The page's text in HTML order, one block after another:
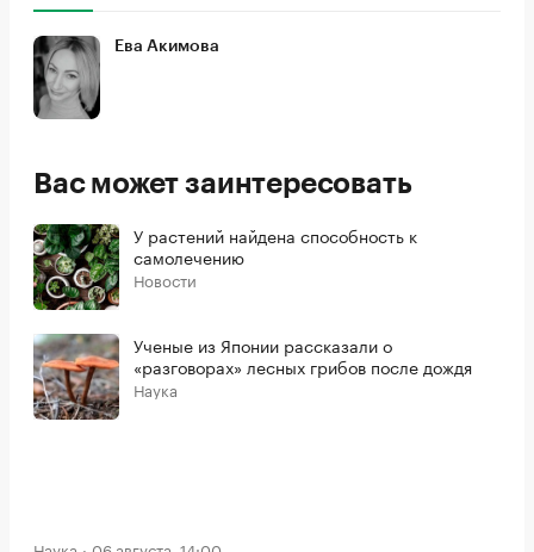
Ева Акимова
Вас может заинтересовать
У растений найдена способность к
самолечению
Новости
Ученые из Японии рассказали о
«разговорах» лесных грибов после дождя
Наука